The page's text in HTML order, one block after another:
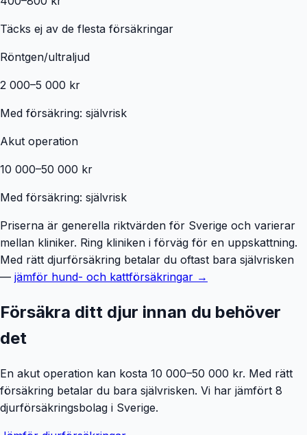
Täcks ej av de flesta försäkringar
Röntgen/ultraljud
2 000–5 000 kr
Med försäkring: självrisk
Akut operation
10 000–50 000 kr
Med försäkring: självrisk
Priserna är generella riktvärden för Sverige och varierar
mellan kliniker. Ring kliniken i förväg för en uppskattning.
Med rätt djurförsäkring betalar du oftast bara självrisken
— jämför hund- och kattförsäkringar →
Försäkra ditt djur innan du behöver
det
En akut operation kan kosta 10 000–50 000 kr. Med rätt
försäkring betalar du bara självrisken. Vi har jämfört 8
djurförsäkringsbolag i Sverige.